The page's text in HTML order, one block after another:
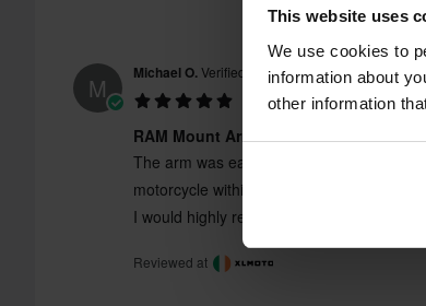
This website uses
We use cookies to
information about
other information
M Michael O.Verified Buyer
RAM Mount Arm
The arm was easy to assemble, and
motorcycle within minutes. Delivery time
I would highly recommend this product
Reviewed at